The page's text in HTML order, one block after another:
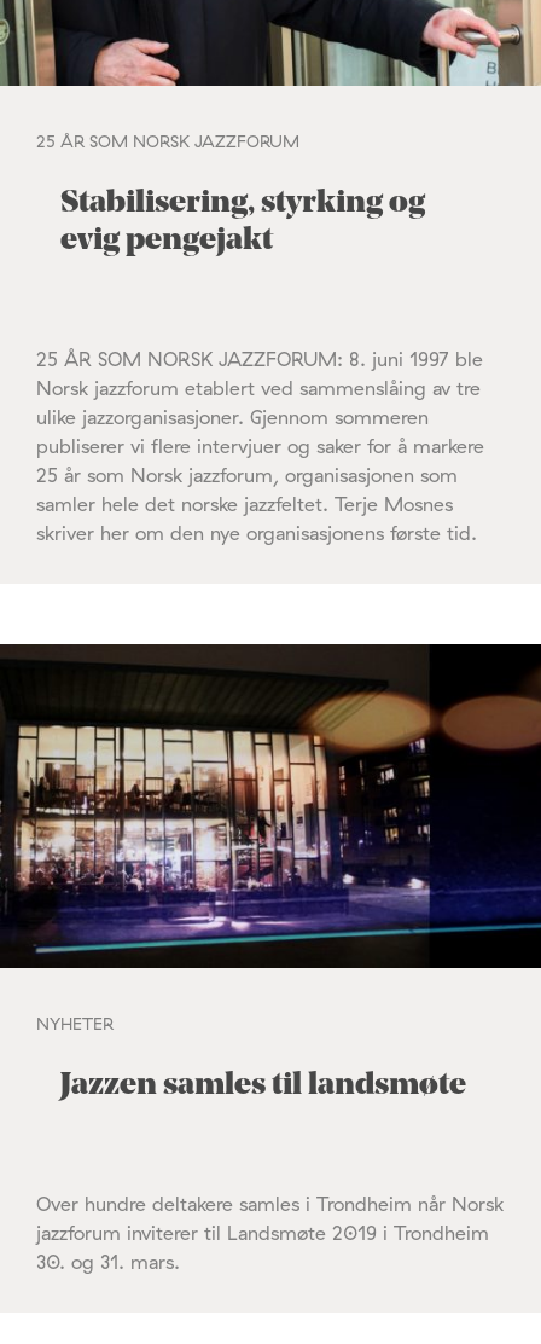
25 ÅR SOM NORSK JAZZFORUM
Stabilisering, styrking og
evig pengejakt
25 ÅR SOM NORSK JAZZFORUM: 8. juni 1997 ble
Norsk jazzforum etablert ved sammenslåing av tre
ulike jazzorganisasjoner. Gjennom sommeren
publiserer vi flere intervjuer og saker for å markere
25 år som Norsk jazzforum, organisasjonen som
samler hele det norske jazzfeltet. Terje Mosnes
skriver her om den nye organisasjonens første tid.
NYHETER
Jazzen samles til landsmøte
Over hundre deltakere samles i Trondheim når Norsk
jazzforum inviterer til Landsmøte 2019 i Trondheim
30. og 31. mars.